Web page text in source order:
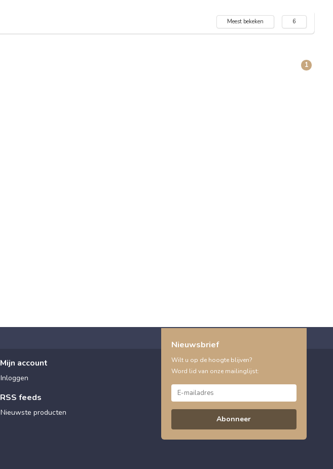
Meest bekeken 6
1
Mijn account
Inloggen
RSS feeds
Nieuwste producten
Nieuwsbrief
Wilt u op de hoogte blijven?
Word lid van onze mailinglijst:
Abonneer